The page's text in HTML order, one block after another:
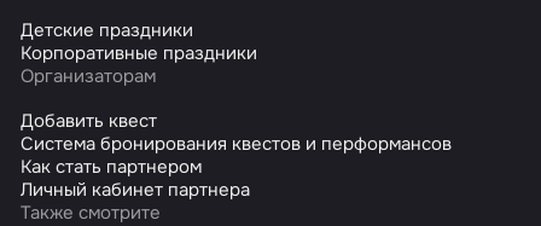
Детские праздники
Корпоративные праздники
Организаторам
Добавить квест
Система бронирования квестов и перформансов
Как стать партнером
Личный кабинет партнера
Также смотрите